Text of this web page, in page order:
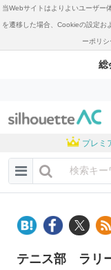
当Webサイトはよりよいユーザー
を遷移した場合、Cookieの設定お
ーポリシ
総
プレミ
テニス部 ラリ